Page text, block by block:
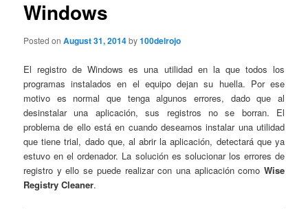
Windows
Posted onAugust 31, 2014by100delrojo
El registro de Windows es una utilidad en la que todos los
programas instalados en el equipo dejan su huella. Por ese
motivo es normal que tenga algunos errores, dado que al
desinstalar una aplicación, sus registros no se borran. El
problema de ello está en cuando deseamos instalar una utilidad
que tiene trial, dado que, al abrir la aplicación, detectará que ya
estuvo en el ordenador. La solución es solucionar los errores de
registro y ello se puede realizar con una aplicación como Wise
Registry Cleaner.